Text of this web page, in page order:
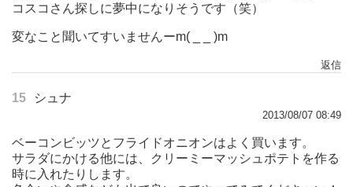
コスコさん探しに夢中になりそうです（笑）
変なこと聞いてすいませんーm( _ _ )m
返信
15 シュナ
2013/08/07 08:49
ベーコンビッツとフライドオニオンはよく買います。
サラダにかける他には、クリーミーマッシュポテトを作る
時に入れたりします。